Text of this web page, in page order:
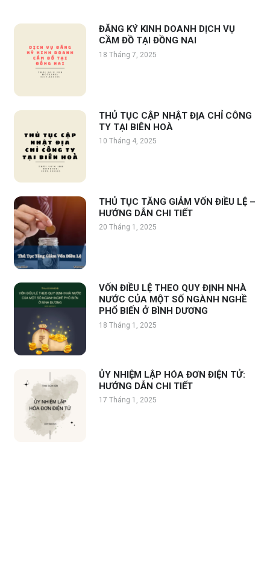
ĐĂNG KÝ KINH DOANH DỊCH VỤ
CẦM ĐỒ TẠI ĐỒNG NAI
18 Tháng 7, 2025
THỦ TỤC CẬP NHẬT ĐỊA CHỈ CÔNG
TY TẠI BIÊN HOÀ
10 Tháng 4, 2025
THỦ TỤC TĂNG GIẢM VỐN ĐIỀU LỆ –
HƯỚNG DẪN CHI TIẾT
20 Tháng 1, 2025
VỐN ĐIỀU LỆ THEO QUY ĐỊNH NHÀ
NƯỚC CỦA MỘT SỐ NGÀNH NGHỀ
PHỔ BIẾN Ở BÌNH DƯƠNG
18 Tháng 1, 2025
ỦY NHIỆM LẬP HÓA ĐƠN ĐIỆN TỬ:
HƯỚNG DẪN CHI TIẾT
17 Tháng 1, 2025